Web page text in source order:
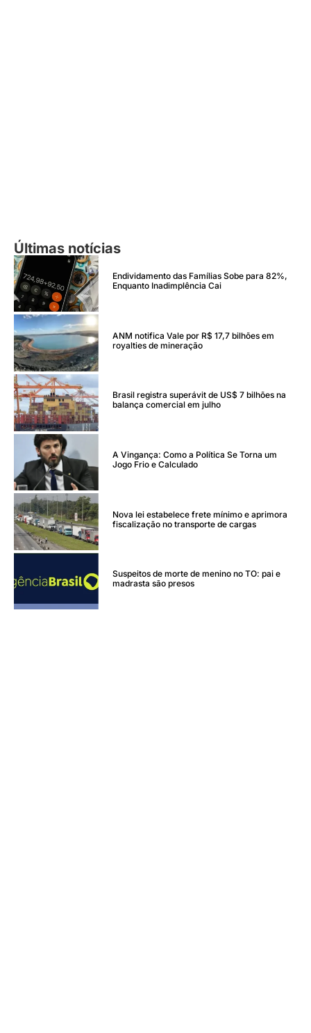
Últimas notícias
Endividamento das Famílias Sobe para 82%,
Enquanto Inadimplência Cai
ANM notifica Vale por R$ 17,7 bilhões em
royalties de mineração
Brasil registra superávit de US$ 7 bilhões na
balança comercial em julho
A Vingança: Como a Política Se Torna um
Jogo Frio e Calculado
Nova lei estabelece frete mínimo e aprimora
fiscalização no transporte de cargas
Suspeitos de morte de menino no TO: pai e
madrasta são presos